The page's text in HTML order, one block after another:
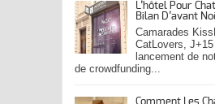
L’hôtel Pour
Bilan D’avant
Camarades
CatLovers,
lancement de
de crowdfunding...